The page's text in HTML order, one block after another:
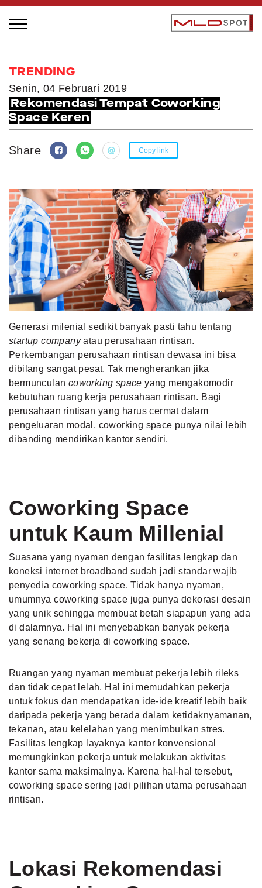
LOCAL GREATNESS
INSPIRING PEOPLE
INSPIRING PRODUCTS
INSPIRING PLACES
INSPIRING COMMUNITIES
TRENDING
EVENTS
MLDPODCAST
VIDEOS
MLDPOINTS
TRENDING
Senin, 04 Februari 2019
Rekomendasi Tempat Coworking
Space Keren
Share Copy link
Generasi milenial sedikit banyak pasti tahu tentang
startup companyatau perusahaan rintisan.
Perkembangan perusahaan rintisan dewasa ini bisa
dibilang sangat pesat. Tak mengherankan jika
bermunculan coworking space yang mengakomodir
kebutuhan ruang kerja perusahaan rintisan. Bagi
perusahaan rintisan yang harus cermat dalam
pengeluaran modal, coworking space punya nilai lebih
dibanding mendirikan kantor sendiri.
Coworking Space
untuk Kaum Millenial
Suasana yang nyaman dengan fasilitas lengkap dan
koneksi internet broadband sudah jadi standar wajib
penyedia coworking space. Tidak hanya nyaman,
umumnya coworking space juga punya dekorasi desain
yang unik sehingga membuat betah siapapun yang ada
di dalamnya. Hal ini menyebabkan banyak pekerja
yang senang bekerja di coworking space.
Ruangan yang nyaman membuat pekerja lebih rileks
dan tidak cepat lelah. Hal ini memudahkan pekerja
untuk fokus dan mendapatkan ide-ide kreatif lebih baik
daripada pekerja yang berada dalam ketidaknyamanan,
tekanan, atau kelelahan yang menimbulkan stres.
Fasilitas lengkap layaknya kantor konvensional
memungkinkan pekerja untuk melakukan aktivitas
kantor sama maksimalnya. Karena hal-hal tersebut,
coworking space sering jadi pilihan utama perusahaan
rintisan.
Lokasi Rekomendasi